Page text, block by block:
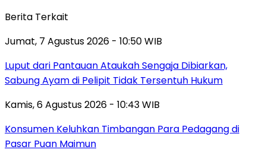
Berita Terkait
Jumat, 7 Agustus 2026 - 10:50 WIB
Luput dari Pantauan Ataukah Sengaja Dibiarkan,
Sabung Ayam di Pelipit Tidak Tersentuh Hukum
Kamis, 6 Agustus 2026 - 10:43 WIB
Konsumen Keluhkan Timbangan Para Pedagang di
Pasar Puan Maimun